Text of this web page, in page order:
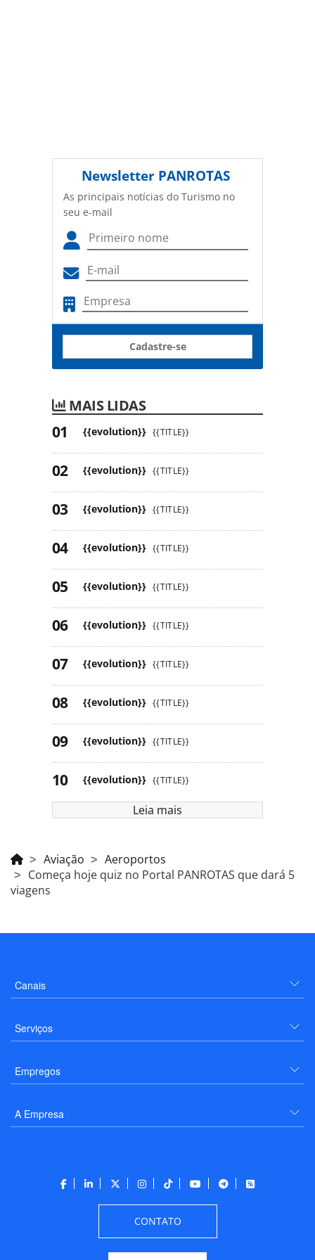
Newsletter PANROTAS
As principais notícias do Turismo no
seu e-mail
Cadastre-se
MAIS LIDAS
{{evolution}} {{TITLE}}
{{evolution}} {{TITLE}}
{{evolution}} {{TITLE}}
{{evolution}} {{TITLE}}
{{evolution}} {{TITLE}}
{{evolution}} {{TITLE}}
{{evolution}} {{TITLE}}
{{evolution}} {{TITLE}}
{{evolution}} {{TITLE}}
{{evolution}} {{TITLE}}
Leia mais
Aviação
Aeroportos
Começa hoje quiz no Portal PANROTAS que dará 5
viagens
Canais
Serviços
Empregos
A Empresa
CONTATO